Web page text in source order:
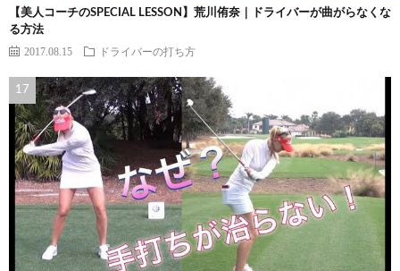
【美人コーチのSPECIAL LESSON】荒川侑奈｜ドライバーが曲がらなくな
る方法
2017.08.15 ドライバーの打ち方